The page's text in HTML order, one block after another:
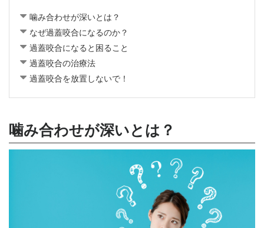
噛み合わせが深いとは？
なぜ過蓋咬合になるのか？
過蓋咬合になると困ること
過蓋咬合の治療法
過蓋咬合を放置しないで！
噛み合わせが深いとは？